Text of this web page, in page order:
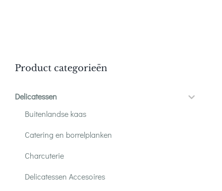
Product categorieën
Delicatessen
Buitenlandse kaas
Catering en borrelplanken
Charcuterie
Delicatessen Accesoires